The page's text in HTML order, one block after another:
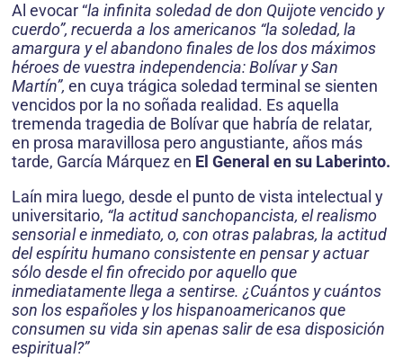
Al evocar “la infinita soledad de don Quijote vencido y
cuerdo”, recuerda a los americanos “la soledad, la
amargura y el abandono finales de los dos máximos
héroes de vuestra independencia: Bolívar y San
Martín”, en cuya trágica soledad terminal se sienten
vencidos por la no soñada realidad. Es aquella
tremenda tragedia de Bolívar que habría de relatar,
en prosa maravillosa pero angustiante, años más
tarde, García Márquez en El General en su Laberinto.
Laín mira luego, desde el punto de vista intelectual y
universitario, “la actitud sanchopancista, el realismo
sensorial e inmediato, o, con otras palabras, la actitud
del espíritu humano consistente en pensar y actuar
sólo desde el fin ofrecido por aquello que
inmediatamente llega a sentirse. ¿Cuántos y cuántos
son los españoles y los hispanoamericanos que
consumen su vida sin apenas salir de esa disposición
espiritual?”